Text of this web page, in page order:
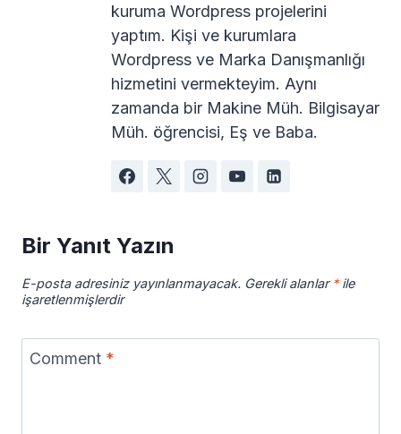
kuruma Wordpress projelerini
yaptım. Kişi ve kurumlara
Wordpress ve Marka Danışmanlığı
hizmetini vermekteyim. Aynı
zamanda bir Makine Müh. Bilgisayar
Müh. öğrencisi, Eş ve Baba.
Bir Yanıt Yazın
E-posta adresiniz yayınlanmayacak. Gerekli alanlar *ile
işaretlenmişlerdir
Comment *